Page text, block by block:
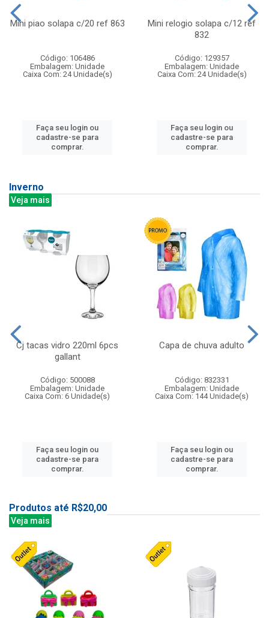
Mini piao solapa c/20 ref 863
Código: 106486
Embalagem: Unidade
Caixa Com: 24 Unidade(s)
Faça seu login ou
cadastre-se para
comprar.
Mini relogio solapa c/12 ref
832
Código: 129357
Embalagem: Unidade
Caixa Com: 24 Unidade(s)
Faça seu login ou
cadastre-se para
comprar.
Inverno
Veja mais
Cj tacas vidro 220ml 6pcs
gallant
Código: 500088
Embalagem: Unidade
Caixa Com: 6 Unidade(s)
Faça seu login ou
cadastre-se para
comprar.
Capa de chuva adulto
Código: 832331
Embalagem: Unidade
Caixa Com: 144 Unidade(s)
Faça seu login ou
cadastre-se para
comprar.
Produtos até R$20,00
Veja mais